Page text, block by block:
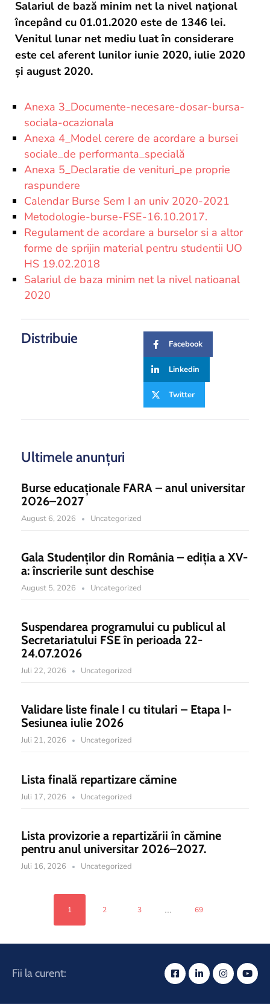
Salariul de bază minim net la nivel naţional
începând cu 01.01.2020 este de 1346 lei.
Venitul lunar net mediu luat în considerare
este cel aferent lunilor iunie 2020, iulie 2020
și august 2020.
Anexa 3_Documente-necesare-dosar-bursa-
sociala-ocazionala
Anexa 4_Model cerere de acordare a bursei
sociale_de performanta_specială
Anexa 5_Declaratie de venituri_pe proprie
raspundere
Calendar Burse Sem I an univ 2020-2021
Metodologie-burse-FSE-16.10.2017.
Regulament de acordare a burselor si a altor
forme de sprijin material pentru studentii UO
HS 19.02.2018
Salariul de baza minim net la nivel natioanal
2020
Distribuie Facebook
Linkedin
Twitter
Ultimele anunțuri
Burse educaționale FARA – anul universitar
2026–2027
August 6, 2026 Uncategorized
Gala Studenților din România – ediția a XV-
a: înscrierile sunt deschise
August 5, 2026 Uncategorized
Suspendarea programului cu publicul al
Secretariatului FSE în perioada 22-
24.07.2026
Juli 22, 2026 Uncategorized
Validare liste finale I cu titulari – Etapa I-
Sesiunea iulie 2026
Juli 21, 2026 Uncategorized
Lista finală repartizare cămine
Juli 17, 2026 Uncategorized
Lista provizorie a repartizării în cămine
pentru anul universitar 2026–2027.
Juli 16, 2026 Uncategorized
1 2 3 ... 69
Fii la curent: